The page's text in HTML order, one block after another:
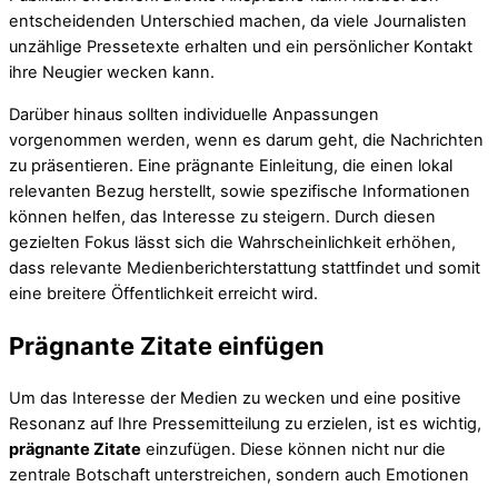
entscheidenden Unterschied machen, da viele Journalisten
unzählige Pressetexte erhalten und ein persönlicher Kontakt
ihre Neugier wecken kann.
Darüber hinaus sollten individuelle Anpassungen
vorgenommen werden, wenn es darum geht, die Nachrichten
zu präsentieren. Eine prägnante Einleitung, die einen lokal
relevanten Bezug herstellt, sowie spezifische Informationen
können helfen, das Interesse zu steigern. Durch diesen
gezielten Fokus lässt sich die Wahrscheinlichkeit erhöhen,
dass relevante Medienberichterstattung stattfindet und somit
eine breitere Öffentlichkeit erreicht wird.
Prägnante Zitate einfügen
Um das Interesse der Medien zu wecken und eine positive
Resonanz auf Ihre Pressemitteilung zu erzielen, ist es wichtig,
prägnante Zitate einzufügen. Diese können nicht nur die
zentrale Botschaft unterstreichen, sondern auch Emotionen